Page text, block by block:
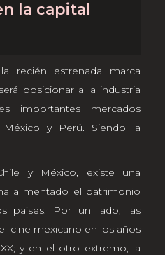
la capital
recién estrenada marca
será posicionar a la industria
importantes mercados
México y Perú. Siendo la
y México, existe una
alimentado el patrimonio
países. Por un lado, las
cine mexicano en los años
y en el otro extremo, la